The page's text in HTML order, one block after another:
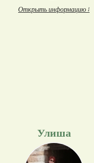
Открыть информацию ↓
Улиша